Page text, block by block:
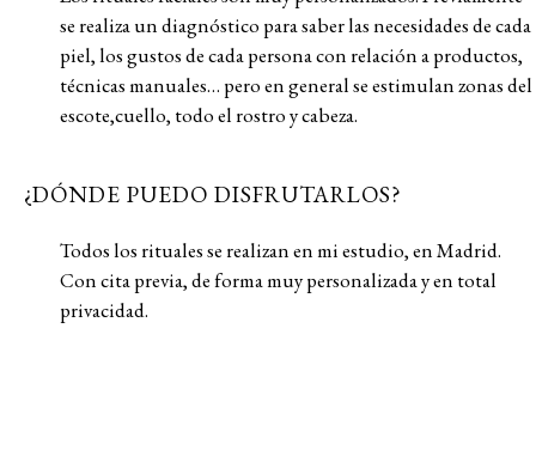
serealizaundiagnóstico parasaberlasnecesidadesdecada
piel,losgustosdecadapersonaconrelaciónaproductos,
técnicasmanuales… peroengeneralseestimulanzonasdel
escote,cuello, todoelrostroycabeza.
¿DÓNDE PUEDO DISFRUTARLOS?
Todoslosritualesserealizanenmiestudio,enMadrid.
Concitaprevia,deformamuypersonalizadayen total
privacidad.